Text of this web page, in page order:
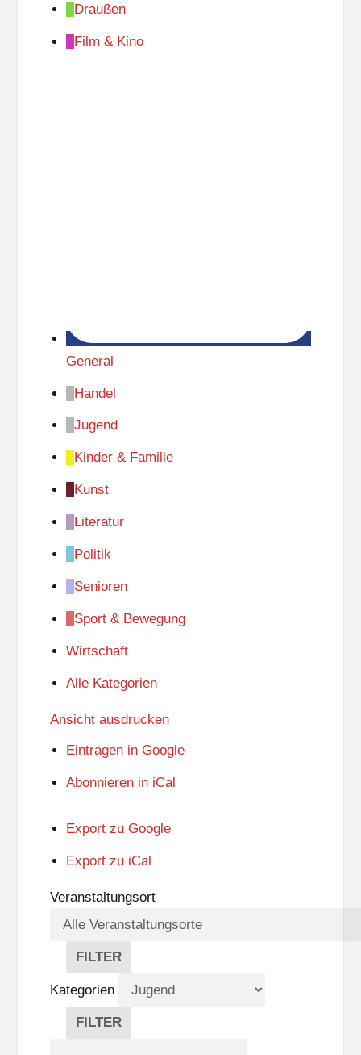
Draußen
Film & Kino
General
Handel
Jugend
Kinder & Familie
Kunst
Literatur
Politik
Senioren
Sport & Bewegung
Wirtschaft
Alle Kategorien
Ansicht ausdrucken
Eintragen in Google
Abonnieren in iCal
Export zu Google
Export zu iCal
Veranstaltungsort
FILTER
V
E
R
A
Kategorien
FILTER